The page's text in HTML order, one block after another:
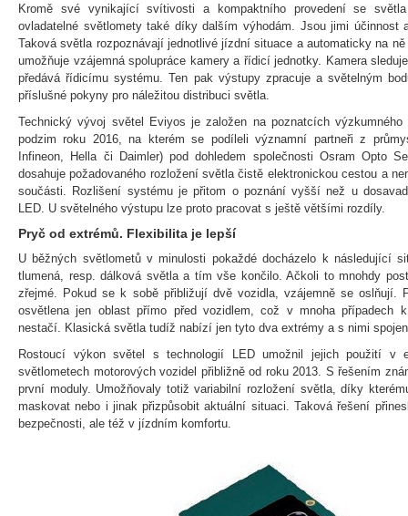
Kromě své vynikající svítivosti a kompaktního provedení se
ovladatelné světlomety také díky dalším výhodám. Jsou jimi účinnost
Taková světla rozpoznávají jednotlivé jízdní situace a automaticky na
umožňuje vzájemná spolupráce kamery a řídicí jednotky. Kamera
předává řídicímu systému. Ten pak výstupy zpracuje a světelným
příslušné pokyny pro náležitou distribuci světla.
Technický vývoj světel Eviyos je založen na poznatcích výzkumného
podzim roku 2016, na kterém se podíleli významní partneři z
Infineon, Hella či Daimler) pod dohledem společnosti Osram Opto
dosahuje požadovaného rozložení světla čistě elektronickou cestou a
součásti. Rozlišení systému je přitom o poznání vyšší než u
LED. U světelného výstupu lze proto pracovat s ještě většími rozdíly.
Pryč od extrémů. Flexibilita je lepší
U běžných světlometů v minulosti pokaždé docházelo k následující
tlumená, resp. dálková světla a tím vše končilo. Ačkoli to mnohdy
zřejmé. Pokud se k sobě přibližují dvě vozidla, vzájemně se oslňují.
osvětlena jen oblast přímo před vozidlem, což v mnoha případech
nestačí. Klasická světla tudíž nabízí jen tyto dva extrémy a s nimi
Rostoucí výkon světel s technologií LED umožnil jejich použití v
světlometech motorových vozidel přibližně od roku 2013. S řešením
první moduly. Umožňovaly totiž variabilní rozložení světla, díky
maskovat nebo i jinak přizpůsobit aktuální situaci. Taková řešení
bezpečnosti, ale též v jízdním komfortu.